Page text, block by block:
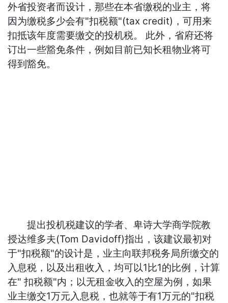
外省投资者而设计，那些在本省缴税的业主，将
因为缴税多少会有"扣税额"(tax credit)，可用来
扣抵该年度需要缴交的投机税。 此外，省府还将
订出一些豁免条件，例如目前已知长租物业将可
得到豁免。
提出投机税建议的学者、卑诗大学商学院教
授达维多夫(Tom Davidoff)指出，该建议最初对
于"扣税额"的设计是，业主向联邦税务局所缴交的
入息税，以及出租收入，均可以1比1的比例，计算
在" 扣税额"内；以无租金收入的空屋为例，如果
业主缴交1万元入息税，也就等于有1万元的"扣税